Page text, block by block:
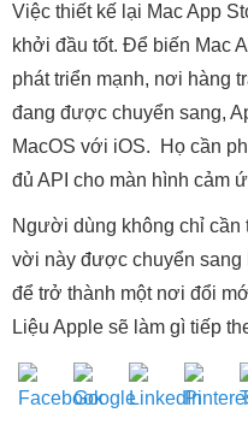
Việc thiết kế lại Mac App
khởi đầu tốt. Để biến Mac
phát triển mạnh, nơi hàng
đang được chuyển sang,
MacOS với iOS. Họ cần
đủ API cho màn hình cảm
Người dùng không chỉ cần
vời này được chuyển sang
để trở thành một nơi đổi
Liệu Apple sẽ làm gì tiếp